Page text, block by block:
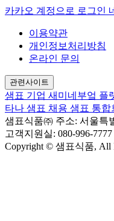
카카오 계정으로 로그인
이용약관
개인정보처리방침
온라인 문의
관련사이트
샘표 기업 새미네부엌 플
타나 샘표 채용 샘표 통합
샘표식품㈜ 주소: 서울특
고객지원실: 080-996-
Copyright © 샘표식품, All